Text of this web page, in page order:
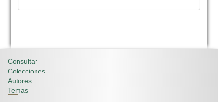
Consultar
Colecciones
Autores
Temas